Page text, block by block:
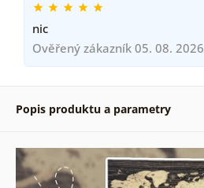
nic
Ověřený zákazník 05. 08. 2026
Popis produktu a parametry